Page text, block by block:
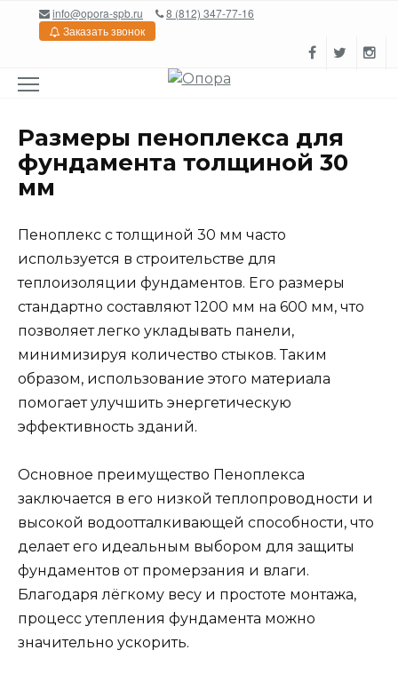
Перейтиinfo@opora-spb.ru
8 (812) 347-77-16
Заказать звонок
Размеры пеноплекса для
фундамента толщиной 30
мм
Пеноплекс с толщиной 30 мм часто
используется в строительстве для
теплоизоляции фундаментов. Его размеры
стандартно составляют 1200 мм на 600 мм, что
позволяет легко укладывать панели,
минимизируя количество стыков. Таким
образом, использование этого материала
помогает улучшить энергетическую
эффективность зданий.
Основное преимущество Пеноплекса
заключается в его низкой теплопроводности и
высокой водоотталкивающей способности, что
делает его идеальным выбором для защиты
фундаментов от промерзания и влаги.
Благодаря лёгкому весу и простоте монтажа,
процесс утепления фундамента можно
значительно ускорить.